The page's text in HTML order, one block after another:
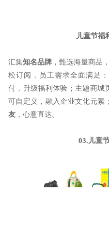
儿童节福
汇集知名品牌 ，甄选海量商品，
松订阅，员工需求全面满足
付，升级福利体验；主题商城
可自定义，融入企业文化元素
友 ，心意直达。
03.儿童